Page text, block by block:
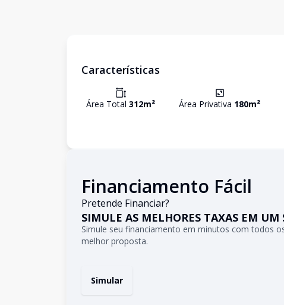
Características
Área Total 312m² Área Privativa 180m²
Financiamento Fácil
Pretende Financiar?
SIMULE AS MELHORES TAXAS EM UM
Simule seu financiamento em minutos com todos
melhor proposta.
Simular